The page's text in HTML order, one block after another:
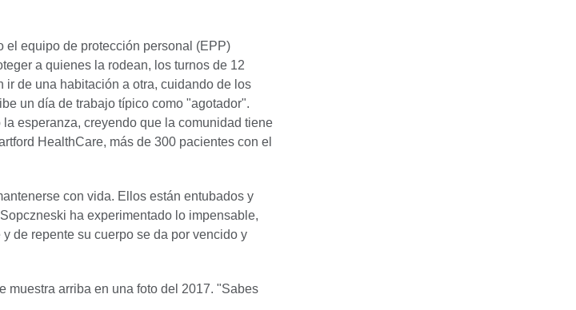
el equipo de protección personal (EPP)
a quienes la rodean, los turnos de 12
ir de una habitación a otra, cuidando de los
un día de trabajo típico como "agotador".
esperanza, creyendo que la comunidad tiene
HealthCare, más de 300 pacientes con el
con vida. Ellos están entubados y
ha experimentado lo impensable,
de repente su cuerpo se da por vencido y
muestra arriba en una foto del 2017. "Sabes